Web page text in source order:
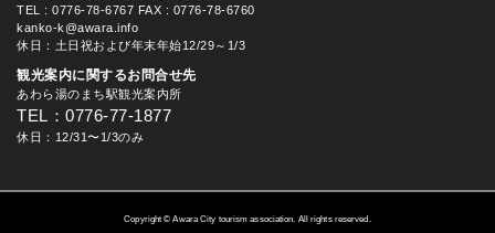
TEL
: 0776-78-6767 FAX : 0776-78-6760
kanko-k@awara.info
休日：土日祝および年末年始12/29～1/3
観光案内に関するお問合せ先
あわら湯のまち駅観光案内所
TEL：0776-77-1877
休日：12/31〜1/3のみ
Copyright © Awara City tourism association. All rights reserved.